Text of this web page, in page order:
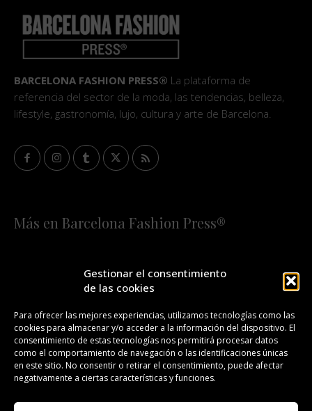
Gestionar el consentimiento
de las cookies
Para ofrecer las mejores experiencias, utilizamos tecnologías como las
cookies para almacenar y/o acceder a la información del dispositivo. El
consentimiento de estas tecnologías nos permitirá procesar datos
como el comportamiento de navegación o las identificaciones únicas
en este sitio. No consentir o retirar el consentimiento, puede afectar
negativamente a ciertas características y funciones.
BARCELONA FASHION PRESS® La plataforma de
referencia del sector de la moda, las tendencias, belleza,
lifestyle, gastronomía, lujo, cultura y arte de Barcelona.
Más en Barcelona Fashion Press®
¡SUSCRÍBETE A NUESTRA FASHION NEWS!
CONTACTO REDACCIÓN PUBLICIDAD
ISSN 2385-4839 DL B 27443-2014